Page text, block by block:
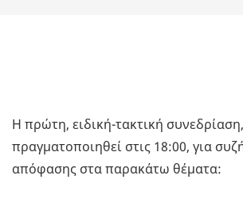
Η πρώτη, ειδική-τακτική
πραγματοποιηθεί στις 18:00, για
απόφασης στα παρακάτω θέματα: